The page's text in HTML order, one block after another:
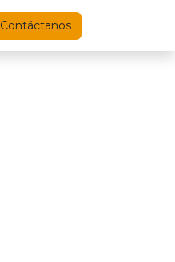
Contáctanos